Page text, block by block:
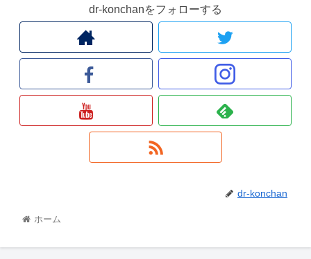
dr-konchanをフォローする
dr-konchan
ホーム